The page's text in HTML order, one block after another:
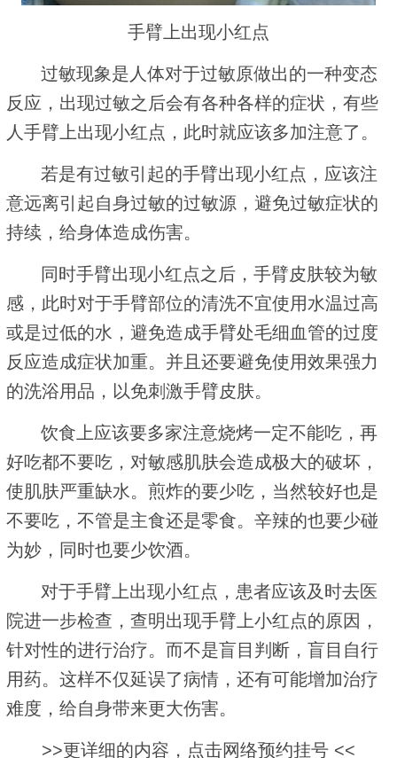
手臂上出现小红点
过敏现象是人体对于过敏原做出的一种变态
反应，出现过敏之后会有各种各样的症状，有些
人手臂上出现小红点，此时就应该多加注意了。
若是有过敏引起的手臂出现小红点，应该注
意远离引起自身过敏的过敏源，避免过敏症状的
持续，给身体造成伤害。
同时手臂出现小红点之后，手臂皮肤较为敏
感，此时对于手臂部位的清洗不宜使用水温过高
或是过低的水，避免造成手臂处毛细血管的过度
反应造成症状加重。并且还要避免使用效果强力
的洗浴用品，以免刺激手臂皮肤。
饮食上应该要多家注意烧烤一定不能吃，再
好吃都不要吃，对敏感肌肤会造成极大的破坏，
使肌肤严重缺水。煎炸的要少吃，当然较好也是
不要吃，不管是主食还是零食。辛辣的也要少碰
为妙，同时也要少饮酒。
对于手臂上出现小红点，患者应该及时去医
院进一步检查，查明出现手臂上小红点的原因，
针对性的进行治疗。而不是盲目判断，盲目自行
用药。这样不仅延误了病情，还有可能增加治疗
难度，给自身带来更大伤害。
>>更详细的内容，点击网络预约挂号 <<